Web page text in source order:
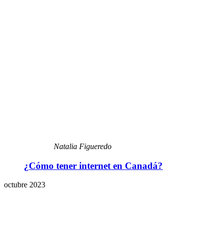
Natalia Figueredo
¿Cómo tener internet en Canadá?
octubre 2023